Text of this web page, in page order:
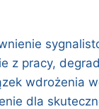
z pracy,
wdrożenia
dla